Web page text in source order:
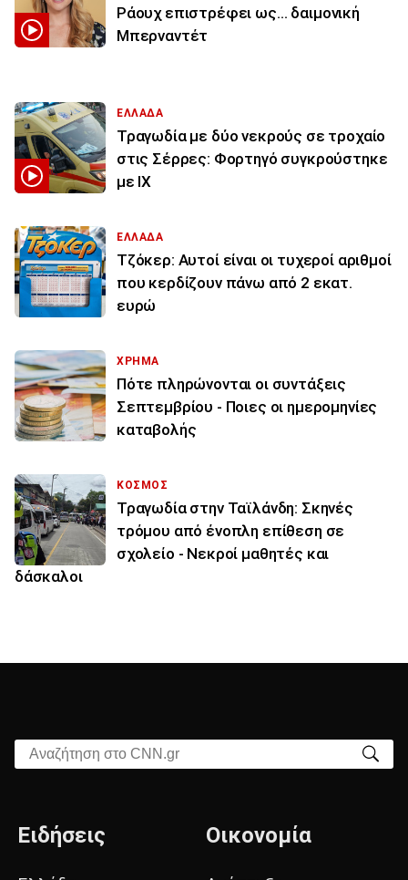
Ράουχ επιστρέφει ως… δαιμονική
Μπερναντέτ
ΕΛΛΑΔΑ
Τραγωδία με δύο νεκρούς σε τροχαίο
στις Σέρρες: Φορτηγό συγκρούστηκε
με ΙΧ
ΕΛΛΑΔΑ
Τζόκερ: Αυτοί είναι οι τυχεροί αριθμοί
που κερδίζουν πάνω από 2 εκατ.
ευρώ
ΧΡΗΜΑ
Πότε πληρώνονται οι συντάξεις
Σεπτεμβρίου - Ποιες οι ημερομηνίες
καταβολής
ΚΟΣΜΟΣ
Τραγωδία στην Ταϊλάνδη: Σκηνές
τρόμου από ένοπλη επίθεση σε
σχολείο - Νεκροί μαθητές και
δάσκαλοι
Αναζήτηση στο CNN.gr
Ειδήσεις Οικονομία